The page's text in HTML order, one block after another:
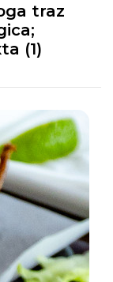
traz
(1)